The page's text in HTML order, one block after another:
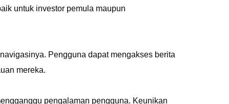
untuk investor pemula maupun
Pengguna dapat mengakses berita
mereka.
pengalaman pengguna. Keunikan